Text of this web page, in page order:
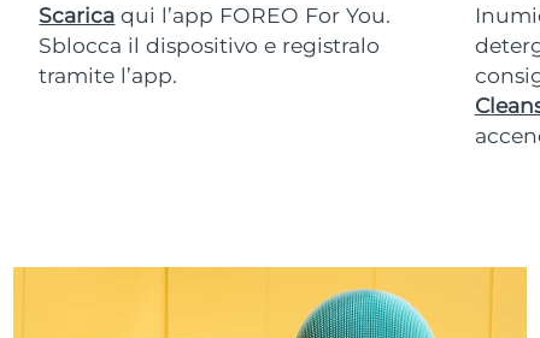
Scarica qui l’app FOREO For You.
Sblocca il dispositivo e registralo
tramite l’app.